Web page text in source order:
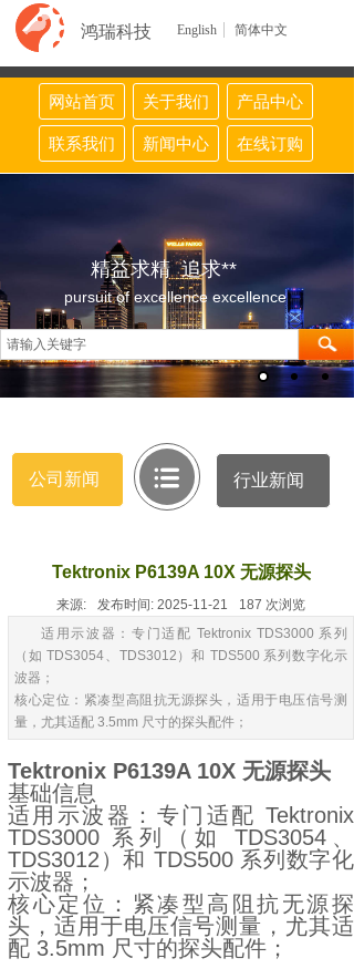
鸿瑞科技 English 简体中文
网站首页 关于我们 产品中心
联系我们 新闻中心 在线订购
精益求精 追求**
pursuit of excellence excellence
公司新闻 行业新闻
Tektronix P6139A 10X 无源探头
来源: 发布时间: 2025-11-21 187 次浏览
适用示波器：专门适配 Tektronix TDS3000 系列
（如 TDS3054、TDS3012）和 TDS500 系列数字化示
波器；
核心定位：紧凑型高阻抗无源探头，适用于电压信号测
量，尤其适配 3.5mm 尺寸的探头配件；
Tektronix P6139A 10X 无源探头
基础信息
适用示波器：专门适配 Tektronix
TDS3000 系列（如 TDS3054、
TDS3012）和 TDS500 系列数字化
示波器；
核心定位：紧凑型高阻抗无源探
头，适用于电压信号测量，尤其适
配 3.5mm 尺寸的探头配件；